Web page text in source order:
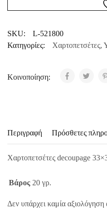
SKU:
L-521800
Κατηγορίες:
Χαρτοπετσέτες,
Κοινοποίηση:
Περιγραφή Πρόσθετες
Χαρτοπετσέτες decoupage
Βάρος 20 γρ.
Δεν υπάρχει καμία